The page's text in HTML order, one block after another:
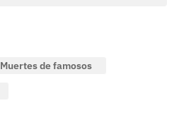
Muertes de famosos